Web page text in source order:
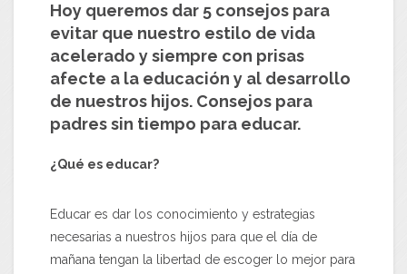
Hoy queremos dar 5 consejos para
evitar que nuestro estilo de vida
acelerado y siempre con prisas
afecte a la educación y al desarrollo
de nuestros hijos. Consejos para
padres sin tiempo para educar.
¿Qué es educar?
Educar es dar los conocimiento y estrategias
necesarias a nuestros hijos para que el día de
mañana tengan la libertad de escoger lo mejor para